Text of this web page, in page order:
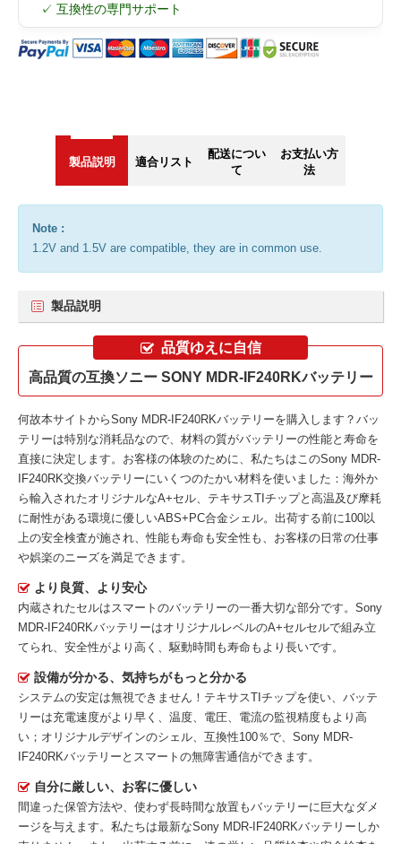
✓ 互換性の専門サポート
製品説明 適合リスト
配送につい
て
お支払い方
法
Note :
1.2V and 1.5V are compatible, they are in common use.
製品説明
品質ゆえに自信
高品質の互換ソニー SONY MDR-IF240RKバッテリー
何故本サイトからSony MDR-IF240RKバッテリーを購入します？バッ
テリーは特別な消耗品なので、材料の質がバッテリーの性能と寿命を
直接に決定します。お客様の体験のために、私たちはこのSony MDR-
IF240RK交換バッテリーにいくつのたかい材料を使いました：海外か
ら輸入されたオリジナルなA+セル、テキサスTIチップと高温及び摩耗
に耐性がある環境に優しいABS+PC合金シェル。出荷する前に100以
上の安全検査が施され、性能も寿命も安全性も、お客様の日常の仕事
や娯楽のニーズを満足できます。
より良質、より安心
内蔵されたセルはスマートのバッテリーの一番大切な部分です。 Sony
MDR-IF240RKバッテリーはオリジナルレベルのA+セルセルで組み立
てられ、安全性がより高く、駆動時間も寿命もより長いです。
設備が分かる、気持ちがもっと分かる
システムの安定は無視できません！テキサスTIチップを使い、バッテ
リーは充電速度がより早く、温度、電圧、電流の監視精度もより高
い；オリジナルデザインのシェル、互換性100％で、Sony MDR-
IF240RKバッテリーとスマートの無障害通信ができます。
自分に厳しい、お客に優しい
間違った保管方法や、使わず長時間な放置もバッテリーに巨大なダメ
ージを与えます。私たちは最新なSony MDR-IF240RKバッテリー しか